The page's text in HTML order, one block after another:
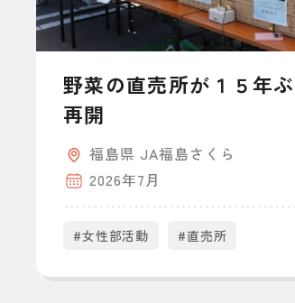
野菜の直売所が１５年
再開
福島県 JA福島さくら
2026年7月
#女性部活動 #直売所